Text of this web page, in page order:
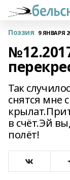
Поэзия 9 ЯНВАРЯ
Так
снятся мне
в счёт.Эй
полёт!